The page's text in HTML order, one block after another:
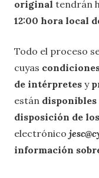
original tendrán
12:00 hora local
Todo el proceso
cuyas
de intérpretes y
están disponibles
disposición de
electrónico
información